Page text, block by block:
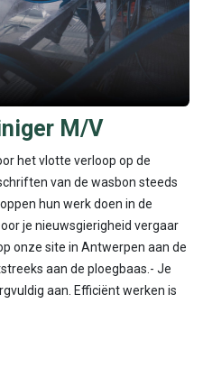
M/V
het vlotte verloop op de
van de wasbon steeds
hun werk doen in de
je nieuwsgierigheid vergaar
onze site in Antwerpen aan de
aan de ploegbaas.- Je
aan. Efficiënt werken is